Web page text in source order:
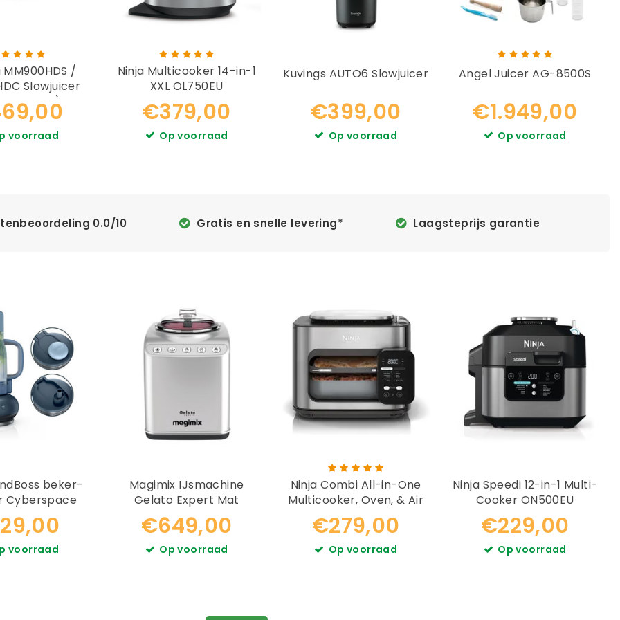
/
Slowjuicer
juicer)
voorraad
Ninja Multicooker 14-in-1
XXL OL750EU
€379,00
Op voorraad
Kuvings AUTO6 Slowjuicer
€399,00
Op voorraad
Angel Juicer AG-8500S
€1.949,00
Op voorraad
0.0/10 Gratis en snelle levering* Laagsteprijs garantie
beker-
Cyberspace
voorraad
Magimix IJsmachine
Gelato Expert Mat
Chroom
€649,00
Op voorraad
Ninja Combi All-in-One
Multicooker, Oven, & Air
Fryer SFP700
€279,00
Op voorraad
Ninja Speedi 12-in-1 Multi-
Cooker ON500EU
€229,00
Op voorraad